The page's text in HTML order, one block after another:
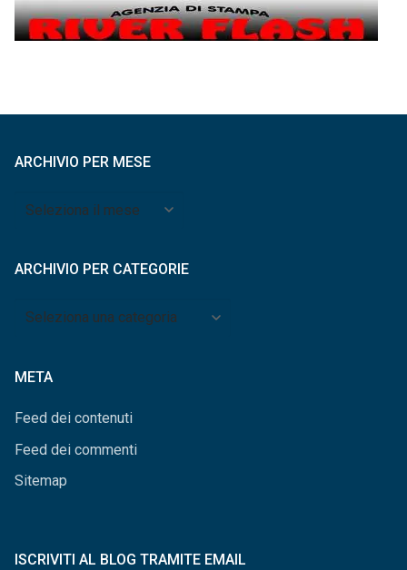
ARCHIVIO PER MESE
Archivio
ARCHIVIO PER CATEGORIE
Archivio
META
Feed dei contenuti
Feed dei commenti
Sitemap
ISCRIVITI AL BLOG TRAMITE EMAIL